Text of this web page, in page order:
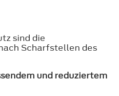
sind die
Scharfstellen des
und reduziertem